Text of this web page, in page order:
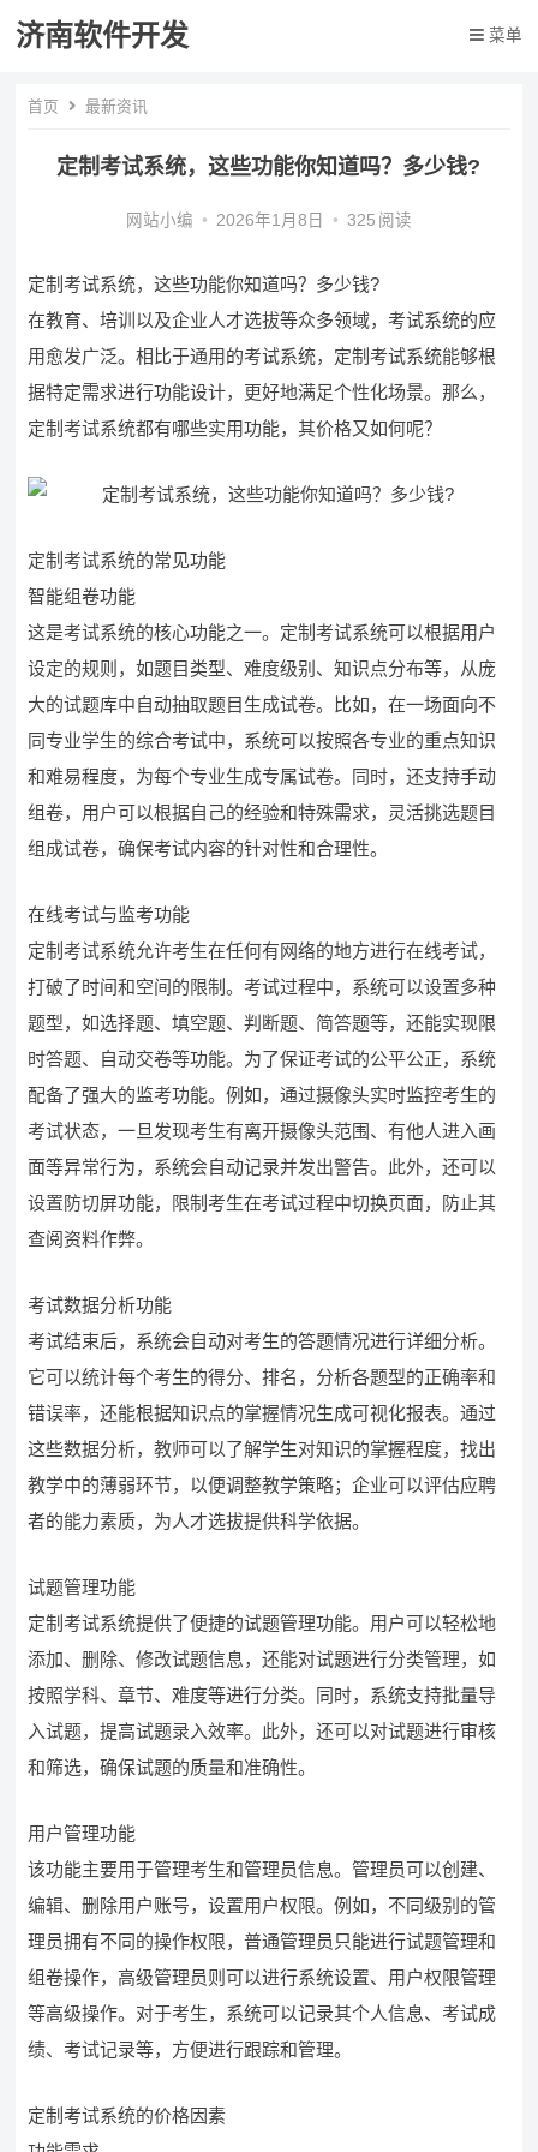
济南软件开发 菜单
首页 最新资讯
定制考试系统，这些功能你知道吗？多少钱?
网站小编 • 2026年1月8日 • 325 阅读
定制考试系统，这些功能你知道吗？多少钱?
在教育、培训以及企业人才选拔等众多领域，考试系统的应
用愈发广泛。相比于通用的考试系统，定制考试系统能够根
据特定需求进行功能设计，更好地满足个性化场景。那么，
定制考试系统都有哪些实用功能，其价格又如何呢？
定制考试系统的常见功能
智能组卷功能
这是考试系统的核心功能之一。定制考试系统可以根据用户
设定的规则，如题目类型、难度级别、知识点分布等，从庞
大的试题库中自动抽取题目生成试卷。比如，在一场面向不
同专业学生的综合考试中，系统可以按照各专业的重点知识
和难易程度，为每个专业生成专属试卷。同时，还支持手动
组卷，用户可以根据自己的经验和特殊需求，灵活挑选题目
组成试卷，确保考试内容的针对性和合理性。
在线考试与监考功能
定制考试系统允许考生在任何有网络的地方进行在线考试，
打破了时间和空间的限制。考试过程中，系统可以设置多种
题型，如选择题、填空题、判断题、简答题等，还能实现限
时答题、自动交卷等功能。为了保证考试的公平公正，系统
配备了强大的监考功能。例如，通过摄像头实时监控考生的
考试状态，一旦发现考生有离开摄像头范围、有他人进入画
面等异常行为，系统会自动记录并发出警告。此外，还可以
设置防切屏功能，限制考生在考试过程中切换页面，防止其
查阅资料作弊。
考试数据分析功能
考试结束后，系统会自动对考生的答题情况进行详细分析。
它可以统计每个考生的得分、排名，分析各题型的正确率和
错误率，还能根据知识点的掌握情况生成可视化报表。通过
这些数据分析，教师可以了解学生对知识的掌握程度，找出
教学中的薄弱环节，以便调整教学策略；企业可以评估应聘
者的能力素质，为人才选拔提供科学依据。
试题管理功能
定制考试系统提供了便捷的试题管理功能。用户可以轻松地
添加、删除、修改试题信息，还能对试题进行分类管理，如
按照学科、章节、难度等进行分类。同时，系统支持批量导
入试题，提高试题录入效率。此外，还可以对试题进行审核
和筛选，确保试题的质量和准确性。
用户管理功能
该功能主要用于管理考生和管理员信息。管理员可以创建、
编辑、删除用户账号，设置用户权限。例如，不同级别的管
理员拥有不同的操作权限，普通管理员只能进行试题管理和
组卷操作，高级管理员则可以进行系统设置、用户权限管理
等高级操作。对于考生，系统可以记录其个人信息、考试成
绩、考试记录等，方便进行跟踪和管理。
定制考试系统的价格因素